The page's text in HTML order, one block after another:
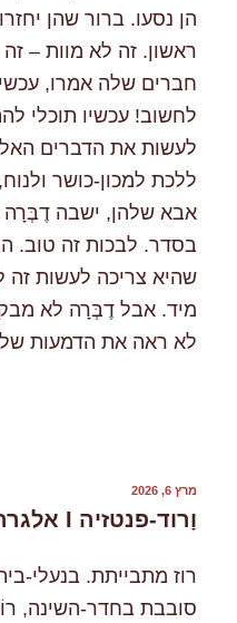
הן נסעו. ברור שהן
ראשון. זה לא מוות –
חברים שלה אמרו,
לחשוב! עכשיו תוכלי
לעשות את הדברים
ללכת למכון-כושר
אבא שלהן, ישבה
בסדר. לבכות זה טוב.
שהיא צריכה לעשות זה
מיד. אבל דֶבְּרָה לא
לא ראה את הדמעות
פורסם
מרץ 6, 2026
וָרוד-פנטזיה I אלגרה גודמן (נ' 1967)
רוז מתבייתת. בנעלי-
סובבת בחדר-השינה,